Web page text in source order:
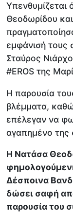
Υπενθυμίζεται
Θεοδωρίδου
εμφάνισή τους
Σταύρος
#EROS της
Η παρουσία
βλέμματα,
επέλεγαν να
αγαπημένο της
Η Νατάσα
Δέσποινα
δώσει σαφή
παρουσία του